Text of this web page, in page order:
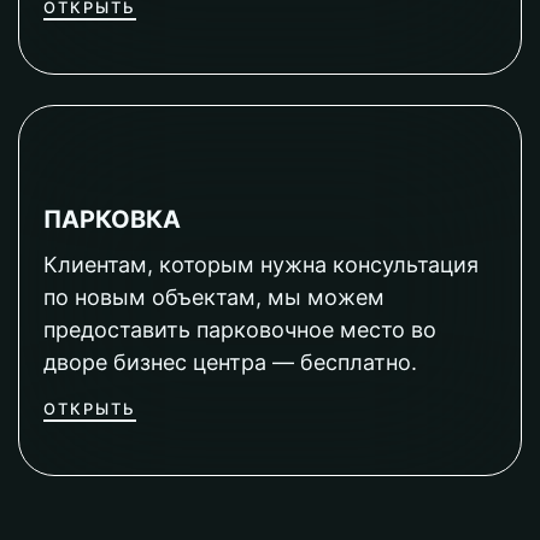
ОТКРЫТЬ
ПАРКОВКА
Клиентам, которым нужна консультация
по новым объектам, мы можем
предоставить парковочное место во
дворе бизнес центра — бесплатно.
ОТКРЫТЬ